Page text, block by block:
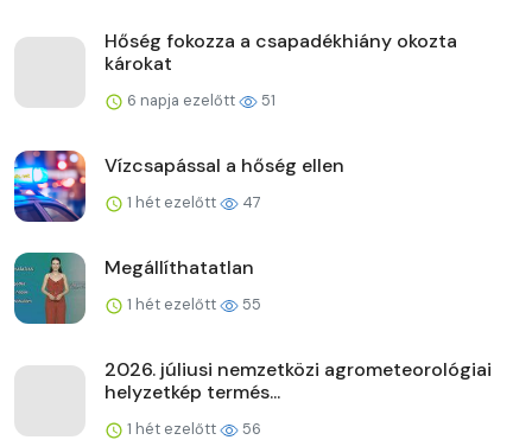
Hőség fokozza a csapadékhiány okozta
károkat
6 napja ezelőtt 51
Vízcsapással a hőség ellen
1 hét ezelőtt 47
Megállíthatatlan
1 hét ezelőtt 55
2026. júliusi nemzetközi agrometeorológiai
helyzetkép termés...
1 hét ezelőtt 56